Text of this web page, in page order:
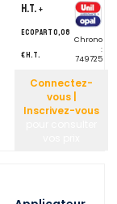
H.T. +
ecopart 0,08
€ H.T.
Chrono
:
749725
Connectez-
vous |
Inscrivez-vous